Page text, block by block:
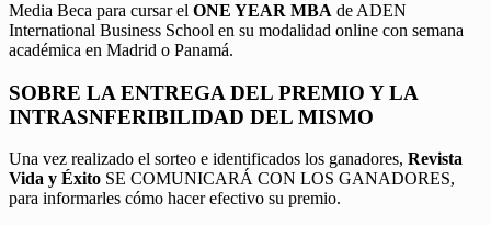
Media Beca para cursar el ONE YEAR MBA de ADEN
International Business School en su modalidad online con semana
académica en Madrid o Panamá.
SOBRE LA ENTREGA DEL PREMIO Y LA
INTRASNFERIBILIDAD DEL MISMO
Una vez realizado el sorteo e identificados los ganadores, Revista
Vida y Éxito SE COMUNICARÁ CON LOS GANADORES,
para informarles cómo hacer efectivo su premio.